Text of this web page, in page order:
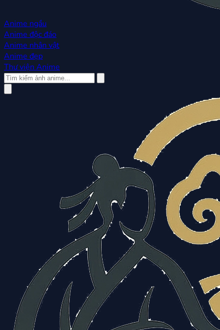
Anime ngầu
Anime độc đáo
Anime nhân vật
Anime đẹp
Thư viện Anime